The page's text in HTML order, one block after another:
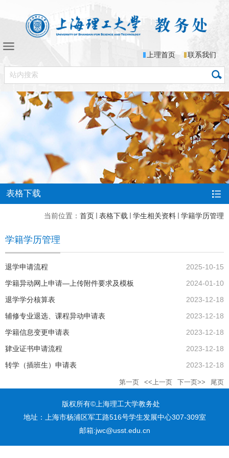
上理首页 联系我们
表格下载
当前位置： 首页 表格下载 学生相关资料 学籍学历管理
学籍学历管理
退学申请流程
2025-10-15
学籍异动网上申请—上传附件要求及模板
2024-01-10
退学学分核算表
2023-12-18
辅修专业退选、课程异动申请表
2023-12-18
学籍信息变更申请表
2023-12-18
肄业证书申请流程
2023-12-18
转学（插班生）申请表
2023-12-18
第一页 <<上一页 下一页>> 尾页
版权所有©上海理工大学教务处
地址：上海市杨浦区军工路516号学生发展中心307-309室
邮箱:jwc@usst.edu.cn